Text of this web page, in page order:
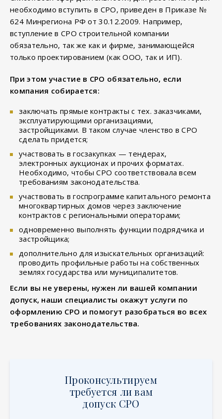
необходимо вступить в СРО, приведен в Приказе №
624 Минрегиона РФ от 30.12.2009. Например,
вступление в СРО строительной компании
обязательно, так же как и фирме, занимающейся
только проектированием (как ООО, так и ИП).
При этом участие в СРО обязательно, если
компания собирается:
заключать прямые контракты с тех. заказчиками,
эксплуатирующими организациями,
застройщиками. В таком случае членство в СРО
сделать придется;
участвовать в госзакупках — тендерах,
электронных аукционах и прочих форматах.
Необходимо, чтобы СРО соответствовала всем
требованиям законодательства.
участвовать в госпрограмме капитального ремонта
многоквартирных домов через заключение
контрактов с региональными операторами;
одновременно выполнять функции подрядчика и
застройщика;
дополнительно для изыскательных организаций:
проводить профильные работы на собственных
землях государства или муниципалитетов.
Если вы не уверены, нужен ли вашей компании
допуск, наши специалисты окажут услуги по
оформлению СРО и помогут разобраться во всех
требованиях законодательства.
Проконсультируем
требуется ли вам
допуск СРО